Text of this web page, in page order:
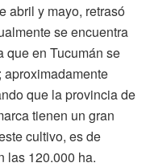
abril y mayo, retrasó
se encuentra
que en Tucumán se
que la provincia de
tienen un gran
cultivo, es de
las 120.000 ha.